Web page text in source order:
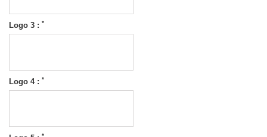
Logo 3 : *
Logo 4 : *
*